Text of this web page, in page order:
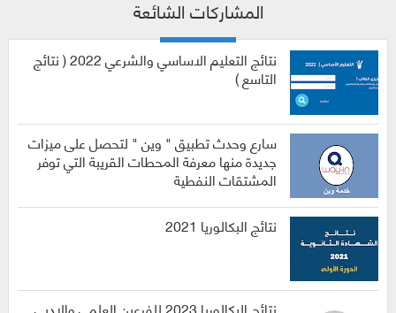
المشاركات الشائعة
نتائج التعليم الاساسي والشرعي 2022 ( نتائج
التاسع )
سارع وحدث تطبيق " وين " لتحصل على ميزات
جديدة منها معرفة المحطات القريبة التي توفر
المشتقات النفطية
نتائج البكالوريا 2021